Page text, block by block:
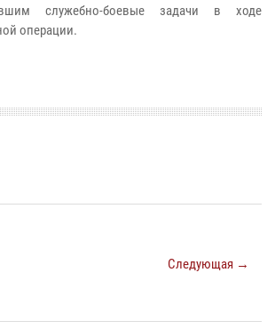
служебно-боевые задачи в ходе
операции.
Следующая →